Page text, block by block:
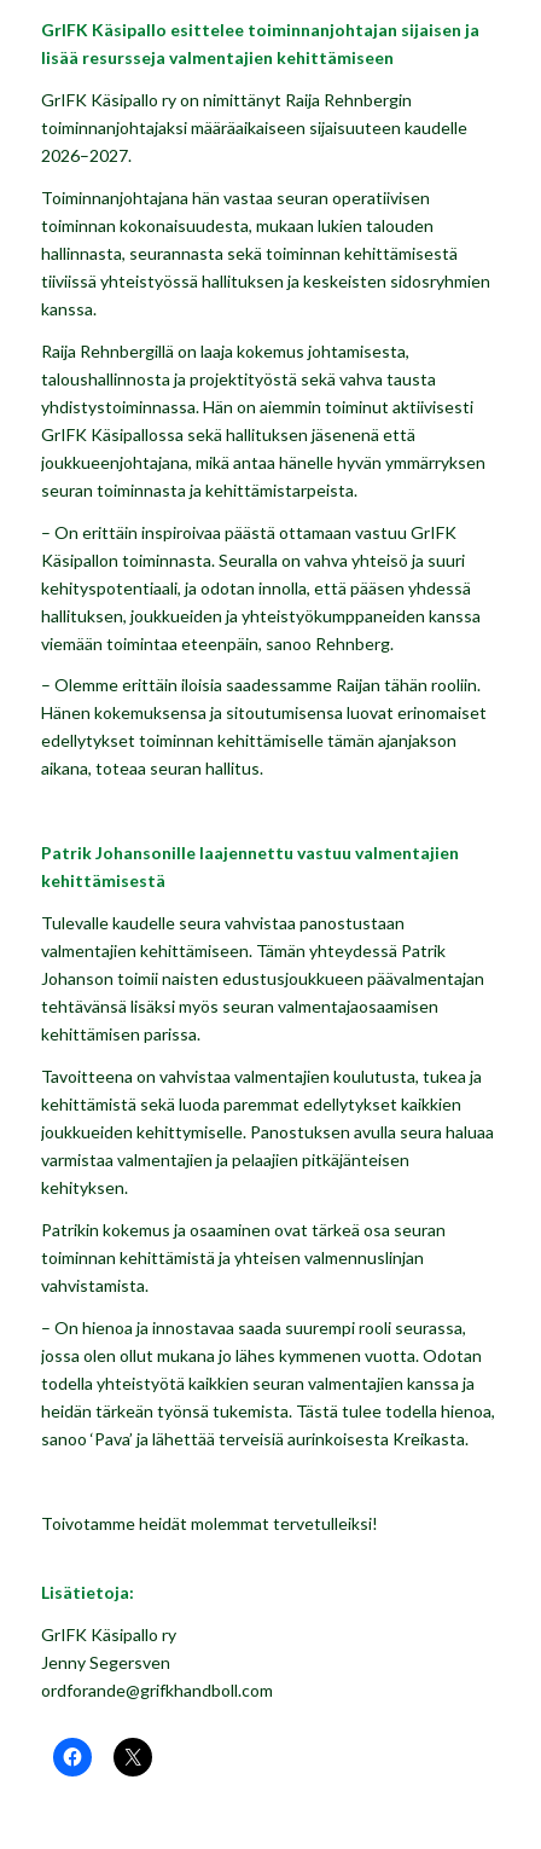
GrIFK Käsipallo esittelee toiminnanjohtajan sijaisen ja
lisää resursseja valmentajien kehittämiseen
GrIFK Käsipallo ry on nimittänyt Raija Rehnbergin
toiminnanjohtajaksi määräaikaiseen sijaisuuteen kaudelle
2026–2027.
Toiminnanjohtajana hän vastaa seuran operatiivisen
toiminnan kokonaisuudesta, mukaan lukien talouden
hallinnasta, seurannasta sekä toiminnan kehittämisestä
tiiviissä yhteistyössä hallituksen ja keskeisten sidosryhmien
kanssa.
Raija Rehnbergillä on laaja kokemus johtamisesta,
taloushallinnosta ja projektityöstä sekä vahva tausta
yhdistystoiminnassa. Hän on aiemmin toiminut aktiivisesti
GrIFK Käsipallossa sekä hallituksen jäsenenä että
joukkueenjohtajana, mikä antaa hänelle hyvän ymmärryksen
seuran toiminnasta ja kehittämistarpeista.
– On erittäin inspiroivaa päästä ottamaan vastuu GrIFK
Käsipallon toiminnasta. Seuralla on vahva yhteisö ja suuri
kehityspotentiaali, ja odotan innolla, että pääsen yhdessä
hallituksen, joukkueiden ja yhteistyökumppaneiden kanssa
viemään toimintaa eteenpäin, sanoo Rehnberg.
– Olemme erittäin iloisia saadessamme Raijan tähän rooliin.
Hänen kokemuksensa ja sitoutumisensa luovat erinomaiset
edellytykset toiminnan kehittämiselle tämän ajanjakson
aikana, toteaa seuran hallitus.
Patrik Johansonille laajennettu vastuu valmentajien
kehittämisestä
Tulevalle kaudelle seura vahvistaa panostustaan
valmentajien kehittämiseen. Tämän yhteydessä Patrik
Johanson toimii naisten edustusjoukkueen päävalmentajan
tehtävänsä lisäksi myös seuran valmentajaosaamisen
kehittämisen parissa.
Tavoitteena on vahvistaa valmentajien koulutusta, tukea ja
kehittämistä sekä luoda paremmat edellytykset kaikkien
joukkueiden kehittymiselle. Panostuksen avulla seura haluaa
varmistaa valmentajien ja pelaajien pitkäjänteisen
kehityksen.
Patrikin kokemus ja osaaminen ovat tärkeä osa seuran
toiminnan kehittämistä ja yhteisen valmennuslinjan
vahvistamista.
– On hienoa ja innostavaa saada suurempi rooli seurassa,
jossa olen ollut mukana jo lähes kymmenen vuotta. Odotan
todella yhteistyötä kaikkien seuran valmentajien kanssa ja
heidän tärkeän työnsä tukemista. Tästä tulee todella hienoa,
sanoo ‘Pava’ ja lähettää terveisiä aurinkoisesta Kreikasta.
Toivotamme heidät molemmat tervetulleiksi!
Lisätietoja:
GrIFK Käsipallo ry
Jenny Segersven
ordforande@grifkhandboll.com